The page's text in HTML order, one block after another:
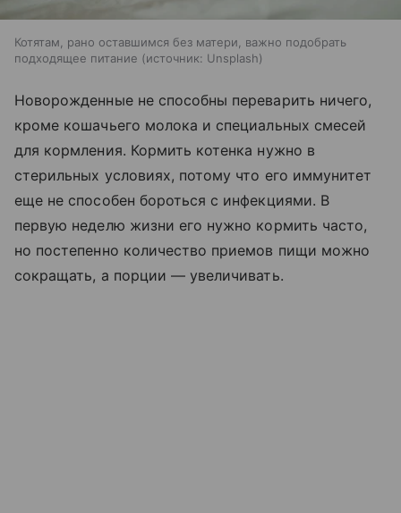
Котятам, рано оставшимся без матери, важно подобрать
подходящее питание
источник: Unsplash
Новорожденные не способны переварить ничего,
кроме кошачьего молока и специальных смесей
для кормления. Кормить котенка нужно в
стерильных условиях, потому что его иммунитет
еще не способен бороться с инфекциями. В
первую неделю жизни его нужно кормить часто,
но постепенно количество приемов пищи можно
сокращать, а порции — увеличивать.